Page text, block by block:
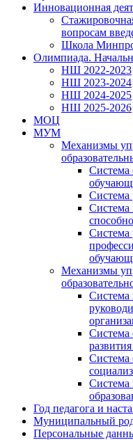
Инновационная
вопросам
Школа
Олимпиада.
НШ 2022-2023
НШ 2023-2024
НШ 2024-2025
НШ 2025-2026
МОЦ
МУМ
Механизмы
Система
Система
Система
Механизмы
Система
Система
Система
Система
Год педагога и
Муниципальный
Персональные